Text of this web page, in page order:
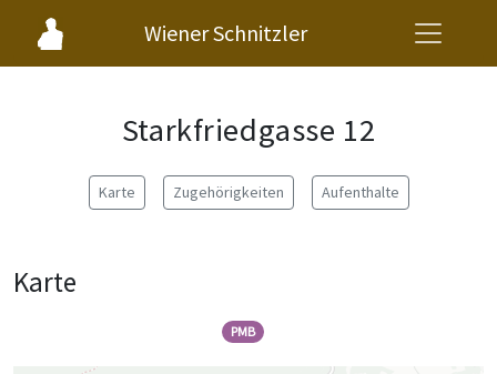
Wiener Schnitzler
Starkfriedgasse 12
Karte Zugehörigkeiten Aufenthalte
Karte
PMB